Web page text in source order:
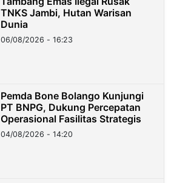
TNKS Jambi, Hutan Warisan
Dunia
06/08/2026 - 16:23
Pemda Bone Bolango Kunjungi
PT BNPG, Dukung Percepatan
Operasional Fasilitas Strategis
04/08/2026 - 14:20